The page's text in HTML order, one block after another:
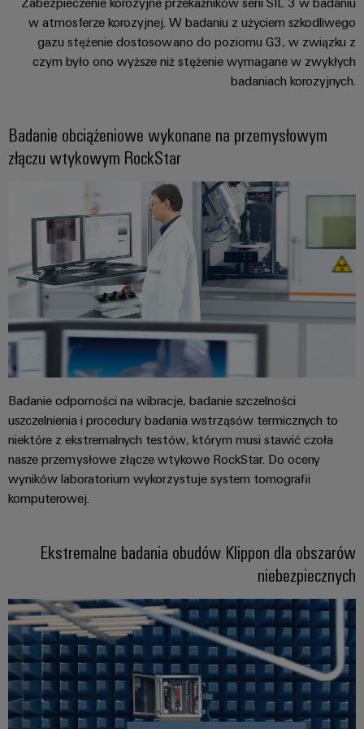
za
pomocą
rozwiązań
zintegrowanych
ciągłych
Przemysł
Kompleksowe
rozwiązania
łączeniowe
dla
przemysłu
morskiego
Przesył
i
dystrybucja
energii
i
bezpieczeństwo
nowoczesnych
sieci
energetycznych
Tradycyjne
Przyszłość
wytwarzania
energii
Uzdatnianie
wody
i
oczyszczanie
Technika
łączeniowa
PCB
zdalny
Platforma
stanowisk
pracy
i
akcesoria
Narzędzia
Automaty
Oprogramowanie
Oznaczniki
Drukarki
przemysłowe
sterowniczej
Usługa
montażu
w atmosferze korozyjnej. W badaniu z użyciem szkodliwego
gazu stężenie dostosowano do poziomu G3, w związku z
czym było ono wyższe niż stężenie wymagane w zwykłych
badaniach korozyjnych.
Badanie obciążeniowe wykonane na przemysłowym
złączu wtykowym RockStar
Badanie odporności na wibracje, badanie szczelności
uszczelnienia i procedury badania wstrząsów termicznych to
niektóre z ekstremalnych testów, którym musi stawić czoła
nasze przemysłowe złącze wtykowe RockStar. Do oceny
wyników laboratorium wykorzystuje system tomografii
komputerowej.
Ekstremalne badania obudów Klippon dla obszarów
niebezpiecznych